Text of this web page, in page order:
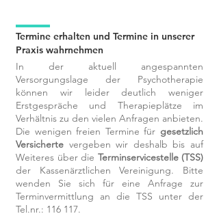
Termine erhalten und Termine in unserer
Praxis wahrnehmen
In der aktuell angespannten
Versorgungslage der Psychotherapie
können wir leider deutlich weniger
Erstgespräche und Therapieplätze im
Verhältnis zu den vielen Anfragen anbieten.
Die wenigen freien Termine für gesetzlich
Versicherte vergeben wir deshalb bis auf
Weiteres über die Terminservicestelle (TSS)
der Kassenärztlichen Vereinigung. Bitte
wenden Sie sich für eine Anfrage zur
Terminvermittlung an die TSS unter der
Tel.nr.: 116 117.